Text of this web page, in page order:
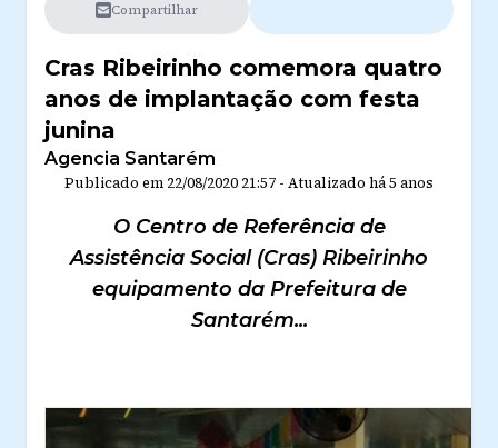
Compartilhar
Cras Ribeirinho comemora quatro
anos de implantação com festa
junina
Agencia Santarém
Publicado em 22/08/2020 21:57 - Atualizado há 5 anos
O Centro de Referência de
Assistência Social (Cras) Ribeirinho
equipamento da Prefeitura de
Santarém...